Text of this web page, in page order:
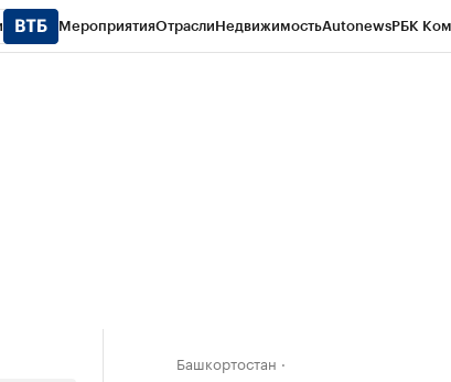
МероприятияОтраслиНедвижимостьAutonewsРБК
Башкортостан